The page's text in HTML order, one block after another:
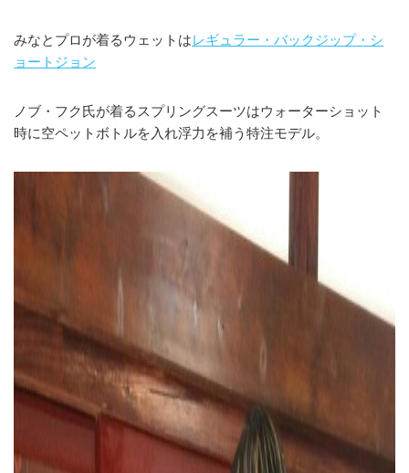
みなとプロが着るウェットはレギュラー・バックジップ・シ
ョートジョン
ノブ・フク氏が着るスプリングスーツはウォーターショット
時に空ペットボトルを入れ浮力を補う特注モデル。